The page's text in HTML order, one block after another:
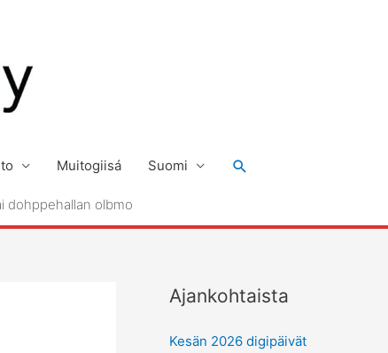
Muitogiisá Suomi Hae
dohppehallan olbmo
Ajankohtaista
Kesän 2026 digipäivät